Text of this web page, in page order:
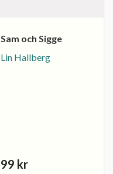
Sam och Sigge
Lin Hallberg
99 kr